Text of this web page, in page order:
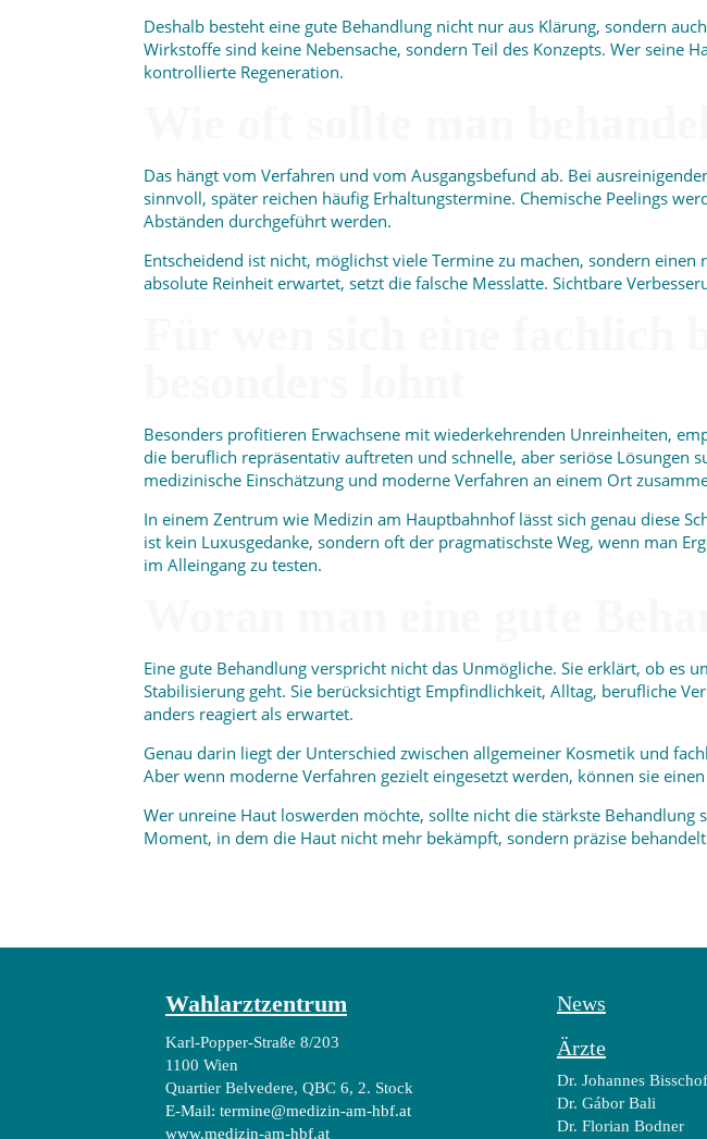
Deshalb besteht eine gute Behandlung nicht nur aus Klärung, sondern
Wirkstoffe sind keine Nebensache, sondern Teil des Konzepts. Wer
kontrollierte Regeneration.
Das hängt vom Verfahren und vom Ausgangsbefund ab. Bei
sinnvoll, später reichen häufig Erhaltungstermine. Chemische Peelings
Abständen durchgeführt werden.
Entscheidend ist nicht, möglichst viele Termine zu machen, sondern
absolute Reinheit erwartet, setzt die falsche Messlatte. Sichtbare
Besonders profitieren Erwachsene mit wiederkehrenden Unreinheiten,
die beruflich repräsentativ auftreten und schnelle, aber seriöse Lösungen
medizinische Einschätzung und moderne Verfahren an einem Ort
In einem Zentrum wie Medizin am Hauptbahnhof lässt sich genau diese
ist kein Luxusgedanke, sondern oft der pragmatischste Weg, wenn man
im Alleingang zu testen.
Eine gute Behandlung verspricht nicht das Unmögliche. Sie erklärt, ob es
Stabilisierung geht. Sie berücksichtigt Empfindlichkeit, Alltag, berufliche
anders reagiert als erwartet.
Genau darin liegt der Unterschied zwischen allgemeiner Kosmetik und
Aber wenn moderne Verfahren gezielt eingesetzt werden, können sie
Wer unreine Haut loswerden möchte, sollte nicht die stärkste
Moment, in dem die Haut nicht mehr bekämpft, sondern präzise
Wahlarztzentrum
Karl-Popper-Straße 8/203
1100 Wien
Quartier Belvedere, QBC 6, 2. Stock
E-Mail:termine@medizin-am-hbf.at
www.medizin-am-hbf.at
News
Ärzte
Dr. Johannes
Dr. Gábor Bali
Dr. Florian Bodner